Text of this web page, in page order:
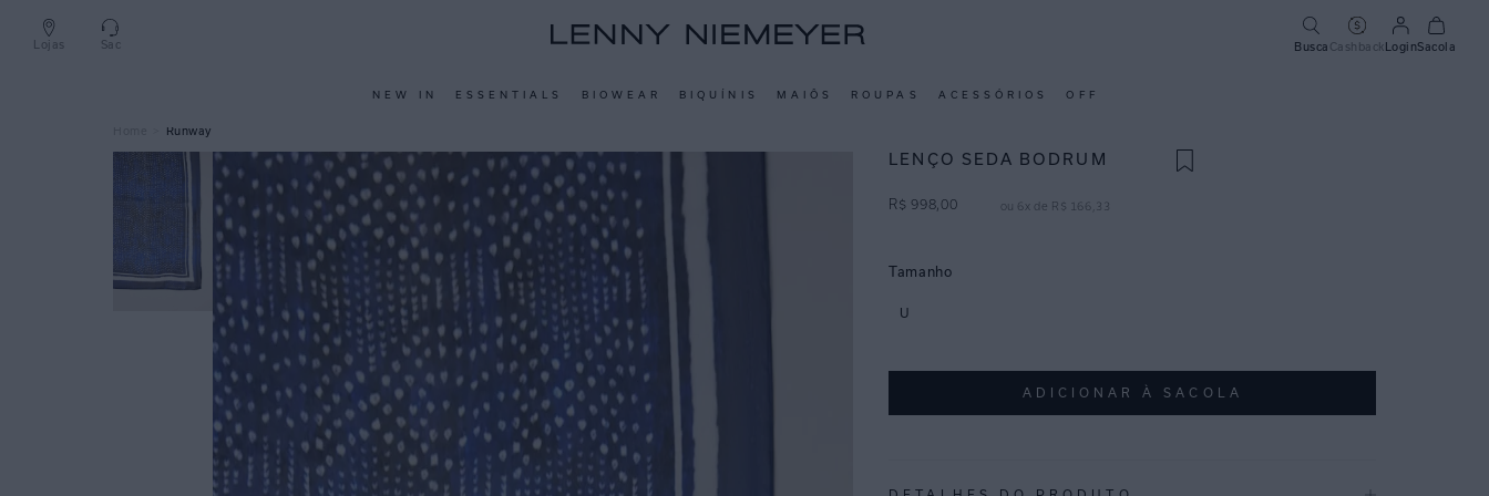
Lojas Sac Busca CashbackLoginSacola
NEW IN ESSENTIALS BIOWEAR BIQUÍNIS MAIÔS ROUPAS ACESSÓRIOS OFF
Runway
LENÇO SEDA BODRUM
R$ 998 ,00 ou 6x de R$ 166 33
Tamanho
U
ADICIONAR À SACOLA